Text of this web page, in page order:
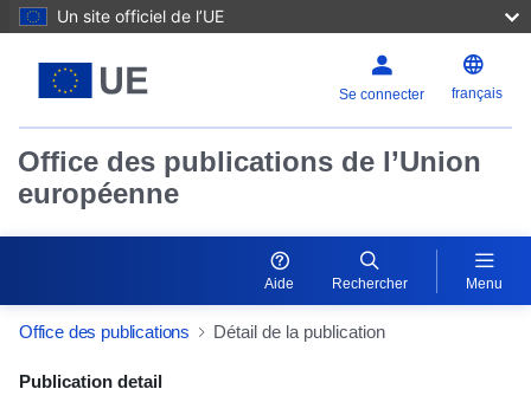
Un site officiel de l’UE
Se connecter français
Office des publications de l’Union
européenne
Aide Rechercher Menu
Office des publications Détail de la publication
Publication Detail Actions Portlet
Publication detail